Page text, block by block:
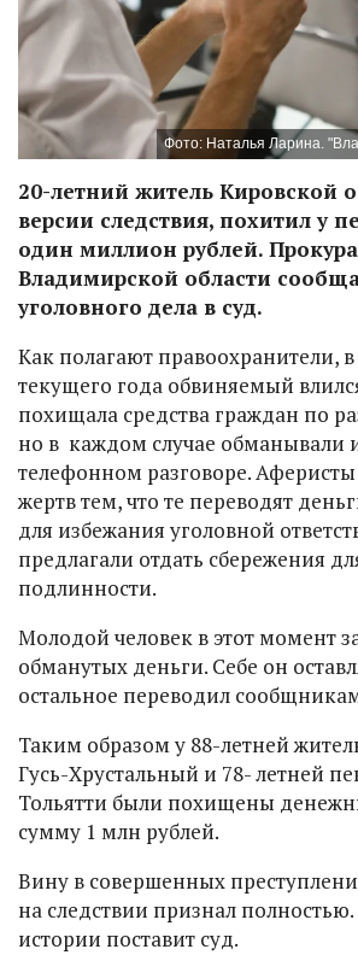
Фото: Наталья Ларина.
20-летний житель Кировской
версии следствия, похитил у
один миллион рублей.
Владимирской области
уголовного дела в суд.
Как полагают правоохранители,
текущего года обвиняемый
похищала средства граждан по
но в каждом случае обманывали
телефонном разговоре.
жертв тем, что те переводят
для избежания уголовной
предлагали отдать сбережения
подлинности.
Молодой человек в этот момент
обманутых деньги. Себе он
остальное переводил
Таким образом у 88-летней
Гусь-Хрустальный и 78- летней
Тольятти были похищены
сумму 1 млн рублей.
Вину в совершенных
на следствии признал полностью.
истории поставит суд.